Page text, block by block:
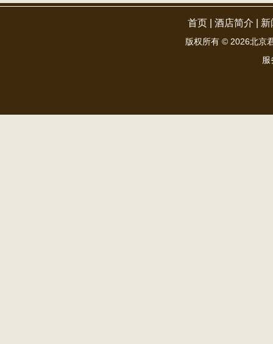
首页 酒店简介 新
版权所有 © 2026北京
服